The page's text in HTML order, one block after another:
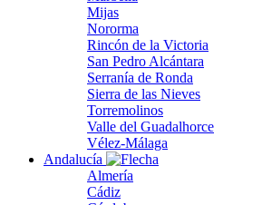
Mijas
Nororma
Rincón de la Victoria
San Pedro Alcántara
Serranía de Ronda
Sierra de las Nieves
Torremolinos
Valle del Guadalhorce
Vélez-Málaga
Andalucía
Almería
Cádiz